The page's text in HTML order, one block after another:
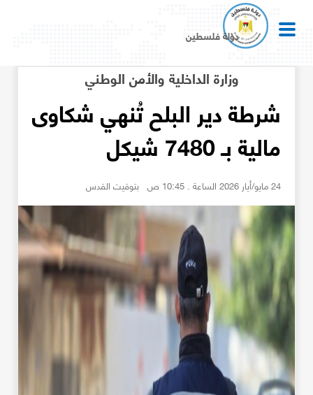
دولة فلسطين
وزارة الداخلية والأمن الوطني
شرطة دير البلح تُنهي شكاوى
مالية بـ 7480 شيكل
24 مايو/أيار 2026 الساعة . 10:45 ص بتوقيت القدس